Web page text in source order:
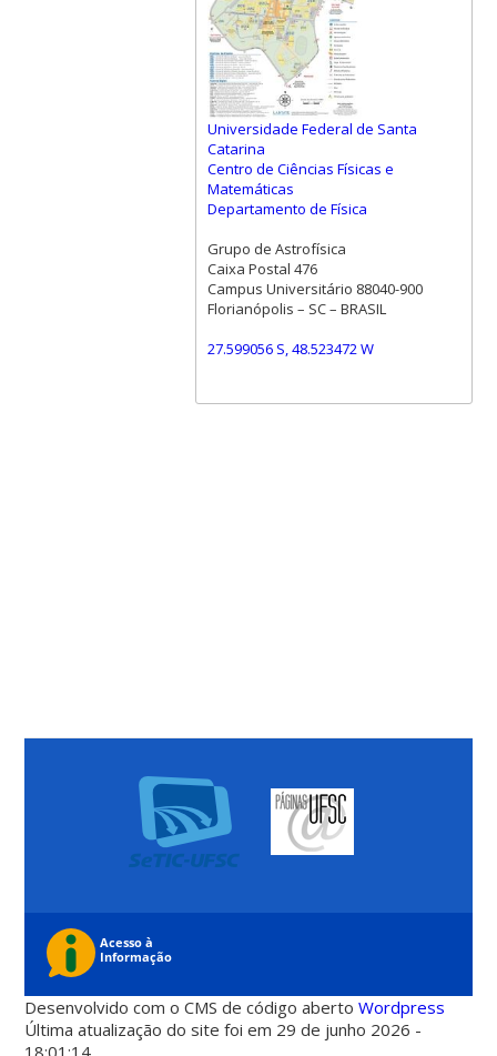
Universidade Federal de Santa
Catarina
Centro de Ciências Físicas e
Matemáticas
Departamento de Física
Grupo de Astrofísica
Caixa Postal 476
Campus Universitário 88040-900
Florianópolis – SC – BRASIL
27.599056 S, 48.523472 W
Desenvolvido com o CMS de código abertoWordpress
Última atualização do site foi em 29 de junho 2026 -
18:01:14